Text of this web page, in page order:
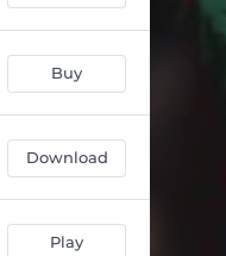
Buy
Download
Play